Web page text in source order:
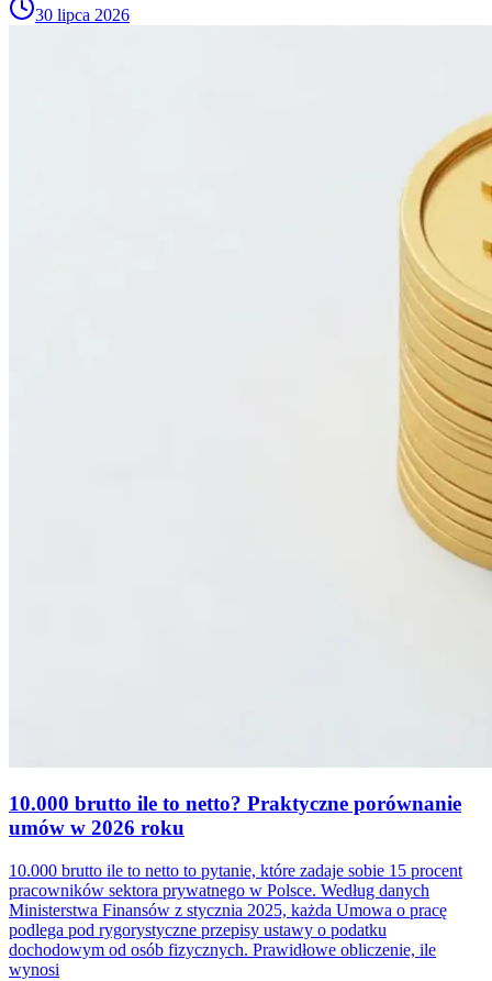
30 lipca 2026
10.000 brutto ile to netto? Praktyczne porównanie
umów w 2026 roku
10.000 brutto ile to netto to pytanie, które zadaje sobie 15 procent
pracowników sektora prywatnego w Polsce. Według danych
Ministerstwa Finansów z stycznia 2025, każda Umowa o pracę
podlega pod rygorystyczne przepisy ustawy o podatku
dochodowym od osób fizycznych. Prawidłowe obliczenie, ile
wynosi